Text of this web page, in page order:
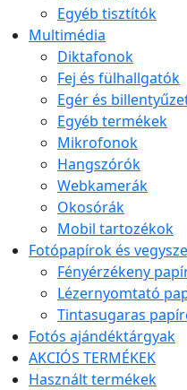
Egyéb tisztítók
Multimédia
Diktafonok
Fej és fülhallgatók
Egér és
Egyéb termékek
Mikrofonok
Hangszórók
Webkamerák
Okosórák
Mobil tartozékok
Fotópapírok és
Fényérzékeny
Lézernyomtató
Tintasugaras
Fotós ajándéktárgyak
AKCIÓS TERMÉKEK
Használt termékek